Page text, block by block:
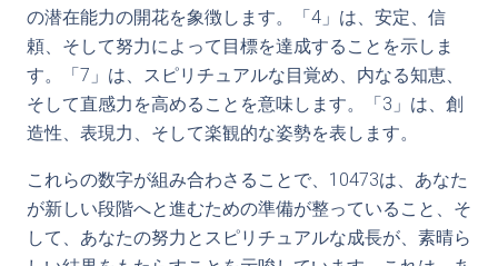
の潜在能力の開花を象徴します。「4」は、安定、信
頼、そして努力によって目標を達成することを示しま
す。「7」は、スピリチュアルな目覚め、内なる知恵、
そして直感力を高めることを意味します。「3」は、創
造性、表現力、そして楽観的な姿勢を表します。
これらの数字が組み合わさることで、10473は、あなた
が新しい段階へと進むための準備が整っていること、そ
して、あなたの努力とスピリチュアルな成長が、素晴ら